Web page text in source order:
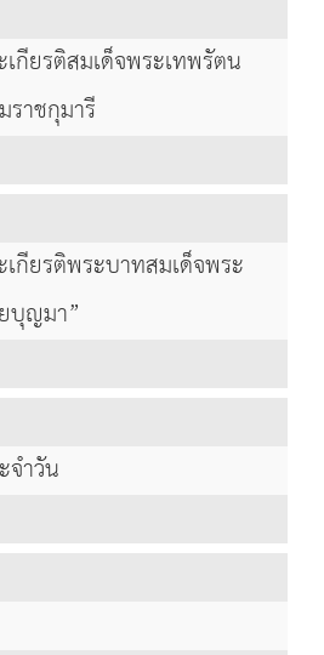
กียรติสมเด็จพระเทพรัตน
าชกุมารี
กียรติพระบาทสมเด็จพระ
บุญมา”
ำวัน